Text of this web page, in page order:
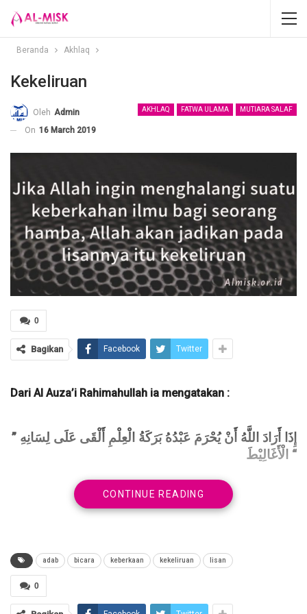
Beranda Akhlaq
Kekeliruan
AKHLAQ FATWA ULAMA MUTIARA SALAF
Oleh Admin
On 16 March 2019
0
Bagikan Facebook Twitter
Dari Al Auza’i Rahimahullah ia mengatakan :
” إِذَا أَرَادَ اللَّهُ أَنْ يُحْرَمَ عَبْدُهُ بَرَكَةُ الْعِلْمِ أَلْقَى عَلَى لِسَانِهِ
الْأَغَالِيْطَ “
Jika Allah ingin menghalangi suatu keberkahan ilmu bagi
seorang hamba, Allah akan jadikan pada lisannya itu
(( lihat kitab jaami’ bayaanul ‘ilmi wa fadhluhu karya
Syaikh Ibnu ‘Abdil Birr hal : 1087 ))
CONTINUE READING
adab bicara keberkaan kekeliruan lisan
0